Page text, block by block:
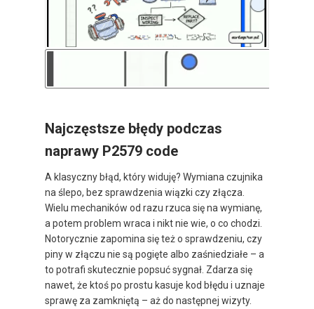
Najczęstsze błędy podczas
naprawy P2579 code
A klasyczny błąd, który widuję? Wymiana czujnika
na ślepo, bez sprawdzenia wiązki czy złącza.
Wielu mechaników od razu rzuca się na wymianę,
a potem problem wraca i nikt nie wie, o co chodzi.
Notorycznie zapomina się też o sprawdzeniu, czy
piny w złączu nie są pogięte albo zaśniedziałe – a
to potrafi skutecznie popsuć sygnał. Zdarza się
nawet, że ktoś po prostu kasuje kod błędu i uznaje
sprawę za zamkniętą – aż do następnej wizyty.